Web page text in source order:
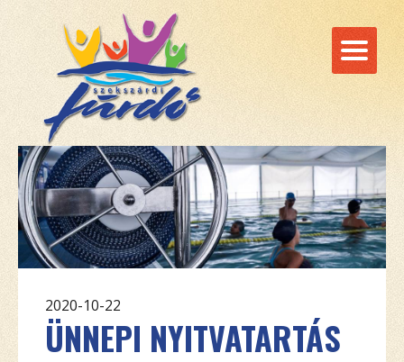
2020-10-22
ÜNNEPI NYITVATARTÁS